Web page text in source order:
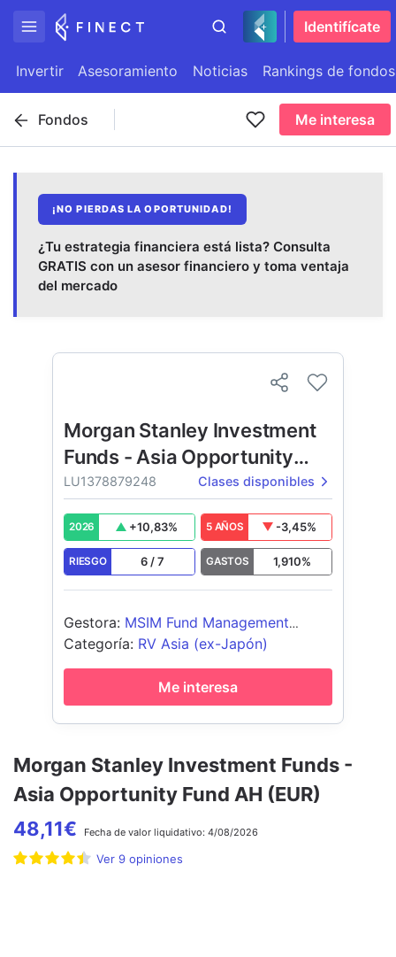
Identifícate
Invertir Asesoramiento Noticias Rankings de fondos
Fondos Me interesa
¡NO PIERDAS LA OPORTUNIDAD!
¿Tu estrategia financiera está lista? Consulta
GRATIS con un asesor financiero y toma ventaja
del mercado
Morgan Stanley Investment Funds -
Asia Opportunity Fund AH (EUR)
48,11€ Fecha de valor liquidativo: 4/08/2026
Ver 9 opiniones
Morgan Stanley Investment
Funds - Asia Opportunity
Fund
LU1378879248 Clases disponibles
2026 +10,83% 5 AÑOS -3,45%
RIESGO 6 /7 GASTOS 1,910%
Gestora: MSIM Fund Management
(Ireland) Limited
Categoría: RV Asia (ex-Japón)
Me interesa